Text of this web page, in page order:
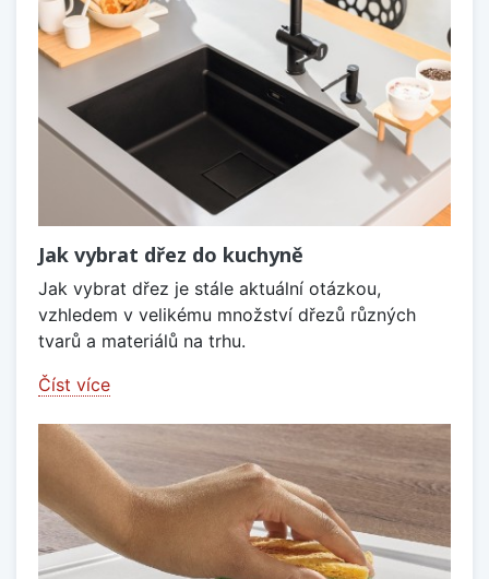
Jak vybrat dřez do kuchyně
Jak vybrat dřez je stále aktuální otázkou,
vzhledem v velikému množství dřezů různých
tvarů a materiálů na trhu.
Číst více